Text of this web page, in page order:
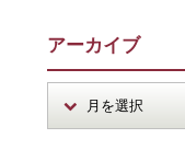
アーカイブ